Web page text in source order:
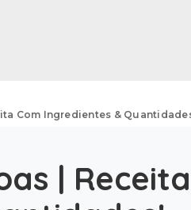
Com Ingredientes &
| Receita